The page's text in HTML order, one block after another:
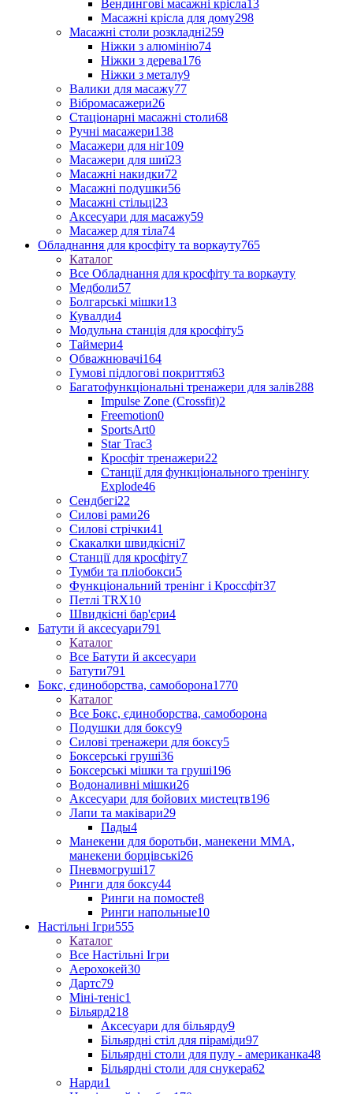
Вендингові масажні крісла13
Масажні крісла для дому298
Масажні столи розкладні259
Ніжки з алюмінію74
Ніжки з дерева176
Ніжки з металу9
Валики для масажу77
Вібромасажери26
Стаціонарні масажні столи68
Ручні масажери138
Масажери для ніг109
Масажери для шиї23
Масажні накидки72
Масажні подушки56
Масажні стільці23
Аксесуари для масажу59
Масажер для тіла74
Обладнання для кросфіту та воркауту765
Каталог
Все Обладнання для кросфіту та воркауту
Медболи57
Болгарські мішки13
Кувалди4
Модульна станція для кросфіту5
Таймери4
Обважнювачі164
Гумові підлогові покриття63
Багатофункціональні тренажери для залів288
Impulse Zone (Crossfit)2
Freemotion0
SportsArt0
Star Trac3
Кросфіт тренажери22
Станції для функціонального тренінгу
Explode46
Сендбегі22
Силові рами26
Силові стрічки41
Скакалки швидкісні7
Станції для кросфіту7
Тумби та пліобокси5
Функціональний тренінг і Кроссфіт37
Петлі TRX10
Швидкісні бар'єри4
Батути й аксесуари791
Каталог
Все Батути й аксесуари
Батути791
Бокс, єдиноборства, самоборона1770
Каталог
Все Бокс, єдиноборства, самоборона
Подушки для боксу9
Силові тренажери для боксу5
Боксерські груші36
Боксерські мішки та груші196
Водоналивні мішки26
Аксесуари для бойових мистецтв196
Лапи та маківари29
Пады4
Манекени для боротьби, манекени ММА,
манекени борцівські26
Пневмогруші17
Ринги для боксу44
Ринги на помосте8
Ринги напольные10
Настільні Ігри555
Каталог
Все Настільні Ігри
Аерохокей30
Дартс79
Міні-теніс1
Більярд218
Аксесуари для більярду9
Більярдні стіл для піраміди97
Більярдні столи для пулу - американка48
Більярдні столи для снукера62
Нарди1